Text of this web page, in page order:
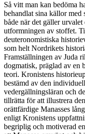
Så vitt man kan bedöma
behandlat sina källor med
både när det gäller urvalet
utformningen av stoffet.
deuteronomistiska
som helt Nordrikets
Framställningen av Juda
dogmatisk, präglad av en
teori. Kronistens
bestämd av den
vedergällningsläran och
tillrätta för att illustrera
orättfärdige Manasses
enligt Kronistens
begriplig och motiverad